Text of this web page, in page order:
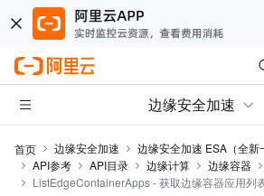
边缘安全加速
首页 边缘安全加速 边缘安全加速 ESA（全新
API参考
API目录 边缘计算 边缘容器
ListEdgeContainerApps - 获取边缘容器应用列